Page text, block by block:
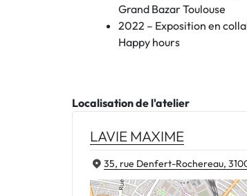
Grand Bazar Toulouse
2022 – Exposition en
Happy hours
Localisation de l'atelier
LAVIE MAXIME
35, rue Denfert-Rochereau,